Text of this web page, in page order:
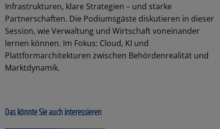
Infrastrukturen, klare Strategien – und starke
Partnerschaften. Die Podiumsgäste diskutieren in dieser
Session, wie Verwaltung und Wirtschaft voneinander
lernen können. Im Fokus: Cloud, KI und
Plattformarchitekturen zwischen Behördenrealität und
Marktdynamik.
Das könnte Sie auch interessieren